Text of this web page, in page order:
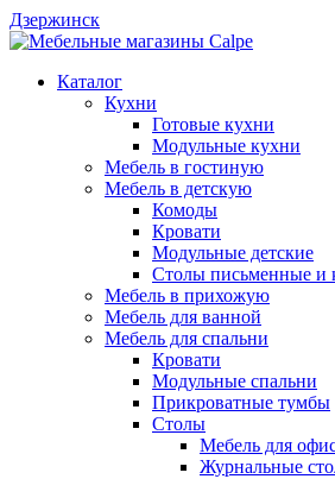
Дзержинск
Каталог
Кухни
Готовые кухни
Модульные кухни
Мебель в гостиную
Мебель в детскую
Комоды
Кровати
Модульные детские
Столы письменные и
Мебель в прихожую
Мебель для ванной
Мебель для спальни
Кровати
Модульные спальни
Прикроватные тумбы
Столы
Мебель для
Журнальные